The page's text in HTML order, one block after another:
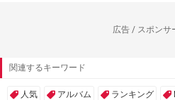
広告 / スポンサ
関連するキーワード
人気 アルバム ランキング